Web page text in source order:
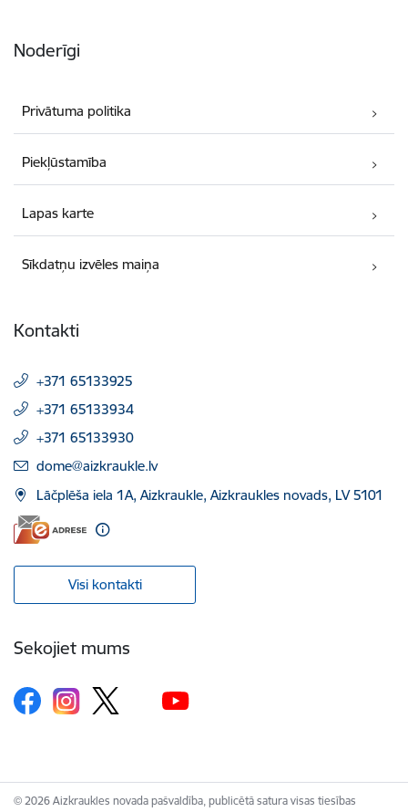
Noderīgi
Privātuma politika
Piekļūstamība
Lapas karte
Sīkdatņu izvēles maiņa
Kontakti
+371 65133925
+371 65133934
+371 65133930
E-pasts:
dome@aizkraukle.lv
Lāčplēša iela 1A, Aizkraukle, Aizkraukles novads, LV 5101
Visi kontakti
Sekojiet mums
© 2026 Aizkraukles novada pašvaldība, publicētā satura visas tiesības